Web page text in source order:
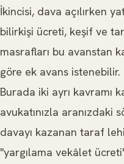
İkincisi, dava açılırken
bilirkişi ücreti, keşif ve
masrafları bu avanstan
göre ek avans
Burada iki ayrı kavramı
avukatınızla aranızdaki
davayı kazanan taraf
"yargılama vekâlet